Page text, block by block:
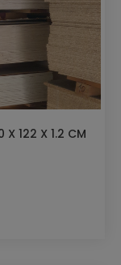
X 122 X 1.2 CM